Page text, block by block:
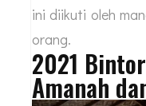
ini diikuti oleh
orang.
2021
Amanah